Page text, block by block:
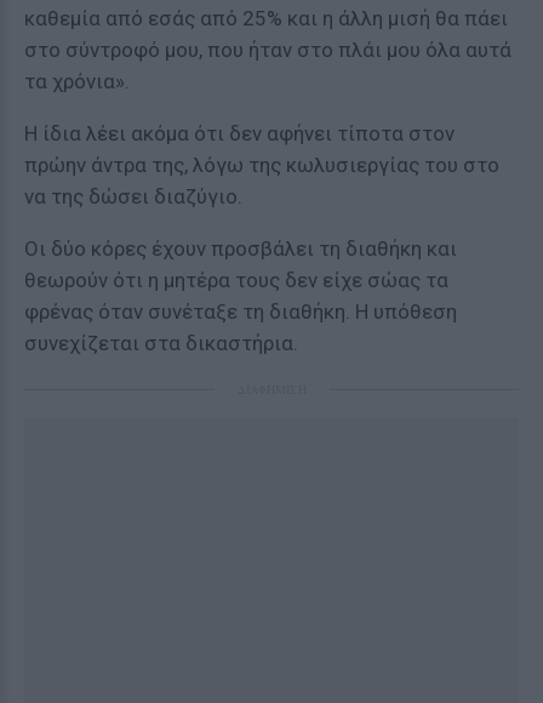
καθεμία από εσάς από 25% και η άλλη μισή θα πάει
στο σύντροφό μου, που ήταν στο πλάι μου όλα αυτά
τα χρόνια».
Η ίδια λέει ακόμα ότι δεν αφήνει τίποτα στον
πρώην άντρα της, λόγω της κωλυσιεργίας του στο
να της δώσει διαζύγιο.
Οι δύο κόρες έχουν προσβάλει τη διαθήκη και
θεωρούν ότι η μητέρα τους δεν είχε σώας τα
φρένας όταν συνέταξε τη διαθήκη. Η υπόθεση
συνεχίζεται στα δικαστήρια.